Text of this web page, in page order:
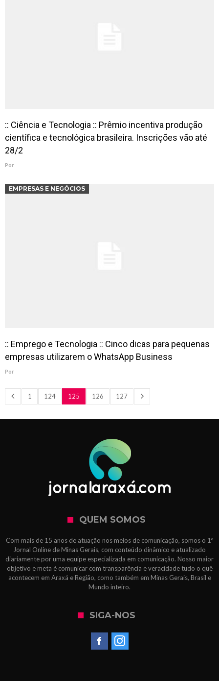
:: Ciência e Tecnologia :: Prêmio incentiva produção
científica e tecnológica brasileira. Inscrições vão até
28/2
Por
EMPRESAS E NEGÓCIOS
:: Emprego e Tecnologia :: Cinco dicas para pequenas
empresas utilizarem o WhatsApp Business
Por
1 124 125 126 127
QUEM SOMOS
Com mais de 15 anos de atuação nos meios de comunicação, somos o 1º
Jornal Online de Minas Gerais, com conteúdo dinâmico e atualizado
diariamente por uma equipe especializada em comunicação. Nosso maior
objetivo e meta é comunicar com transparência e veracidade tudo o quê
acontecem em Araxá e Região, como também em Minas Gerais, Brasil e
Mundo inteiro.
SIGA-NOS